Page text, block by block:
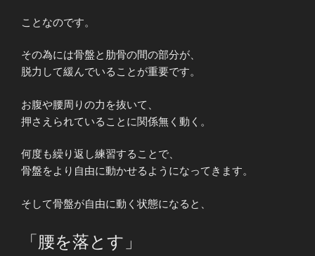
ことなのです。
その為には骨盤と肋骨の間の部分が、
脱力して緩んでいることが重要です。
お腹や腰周りの力を抜いて、
押さえられていることに関係無く動く。
何度も繰り返し練習することで、
骨盤をより自由に動かせるようになってきます。
そして骨盤が自由に動く状態になると、
「腰を落とす」